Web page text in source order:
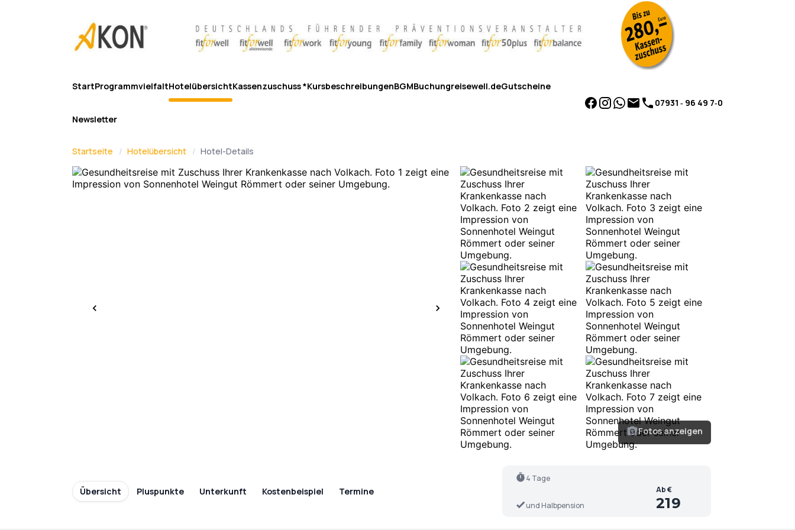
StartProgrammvielfaltHotelübersichtKassenzuschuss *KursbeschreibungenBGMBuchungreisewell.deGutscheine
Newsletter
07931 ‑ 96 49 7‑0
Startseite Hotelübersicht Hotel-Details
Fotos anzeigen
Übersicht Pluspunkte Unterkunft Kostenbeispiel Termine
4 Tage
und Halbpension
Ab €
219